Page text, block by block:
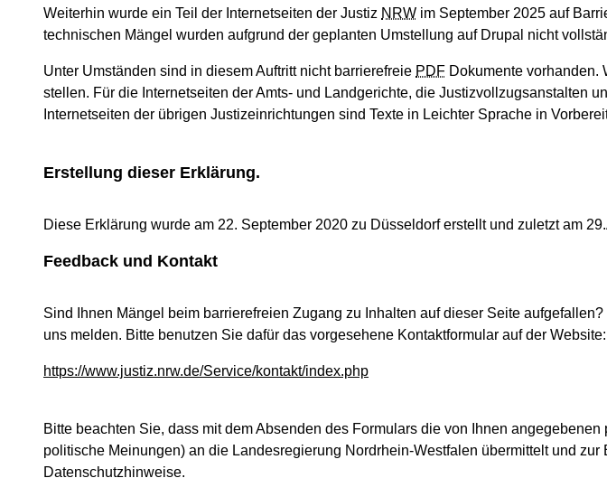
Weiterhin wurde ein Teil der Internetseiten der Justiz NRW im September 2025 auf
technischen Mängel wurden aufgrund der geplanten Umstellung auf Drupal nicht
Unter Umständen sind in diesem Auftritt nicht barrierefreie PDF Dokumente vorhanden.
stellen. Für die Internetseiten der Amts- und Landgerichte, die Justizvollzugsanstalten
Internetseiten der übrigen Justizeinrichtungen sind Texte in Leichter Sprache in
Erstellung dieser Erklärung.
Diese Erklärung wurde am 22. September 2020 zu Düsseldorf erstellt und zuletzt am
Feedback und Kontakt
Sind Ihnen Mängel beim barrierefreien Zugang zu Inhalten auf dieser Seite
uns melden. Bitte benutzen Sie dafür das vorgesehene Kontaktformular auf der Website:
https://www.justiz.nrw.de/Service/kontakt/index.php
Bitte beachten Sie, dass mit dem Absenden des Formulars die von Ihnen
politische Meinungen) an die Landesregierung Nordrhein-Westfalen übermittelt und
Datenschutzhinweise.